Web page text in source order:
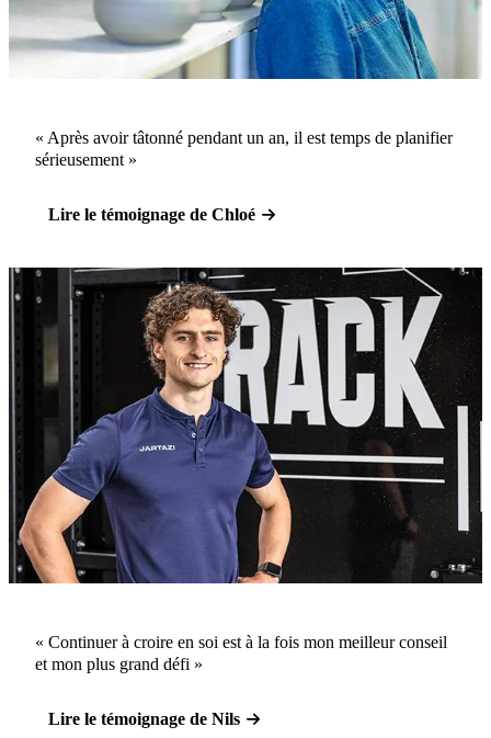
« Après avoir tâtonné pendant un an, il est temps de planifier
sérieusement »
Lire le témoignage de Chloé
« Continuer à croire en soi est à la fois mon meilleur conseil
et mon plus grand défi »
Lire le témoignage de Nils